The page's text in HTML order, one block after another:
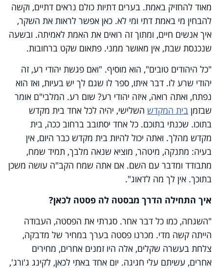
מאוד להחזיק באמת. בערים דתיות כולם נראים דתיים, וקשה
להבחין מי באמת דתי ומי לא. כאן אפשר לראות את השקר,
איך אנשים חיים, ומתוך זה רואים את האמת לאמיתה. ובשעה
שנכנסת שבת, אין מאושר ממני. פתאום שקט ברחובות.
"כל היהודים טובים", הוא מוסיף. "ואם פגשת יהודי רע, זה
יהודי שרע לו. דבר איתו, ספר לו שגם לך יש בעיות, ואז הוא
נפתח, ואתה רואה, איזה יהודי רע? שום רע. המלבי"ם אומר
שבזמן בית המקדש השלישי, יהיה לכל אחד בית מקדש
בתוכו. שכנתי בתוכם. כל אחד יסתובב ברחוב ככה, בית
מקדש מהלך. ואתה יכול להיות בית מקדש כבר היום, אין
בעיה: מתנקה, מיטהר, מוציא שנאה מלבך, תמיד שמח,
מתבודד ומדבר עם השם. אם אתה שמח הקב"ה עושה משכן
בתוכך. אין לך מה לדאוג".
איך התחילה הדרך מבסטה לה פסטה לכאן?
"השגחה, כמו כל דבר אחר. סגרתי את הפסטה, העבודה
הייתה קשה מדי. מכרנו פסטה בערך במחיר של מדבקה,
צלחת בעשרה שקלים, אלה היו זמנים אחרים, מחירים
אחרים, עשיתם עלי חגיגה. יום אחד באתי לכאן, לקינג ג'ורג',